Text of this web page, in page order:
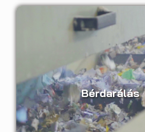
Bérdarálás